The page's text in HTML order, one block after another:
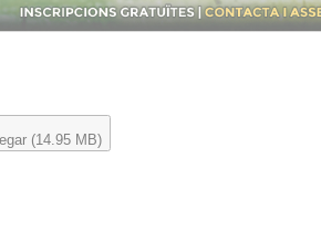
(14.95 MB)